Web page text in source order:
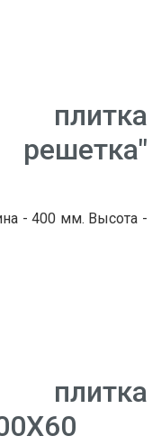
плитка
- 400 мм. Высота -
плитка